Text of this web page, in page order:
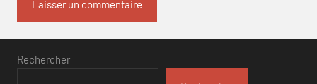
Rechercher